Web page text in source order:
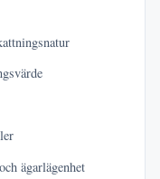
ägarlägenhet